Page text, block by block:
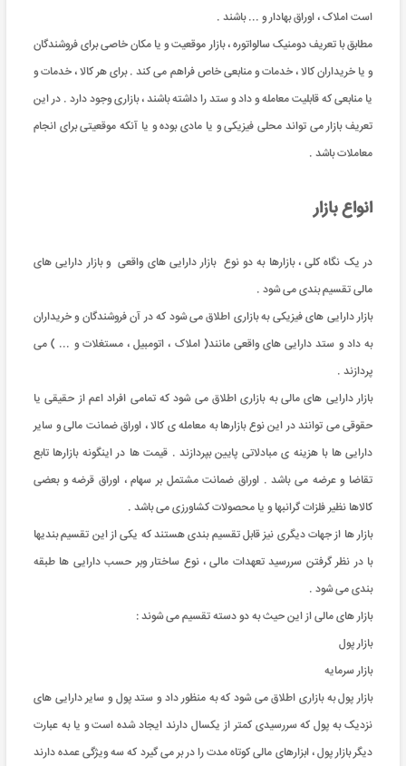
است املاک ، اوراق بهادار و ... باشند .
مطابق با تعریف دومنیک سالواتوره ، بازار موقعیت و یا مکان خاصی برای فروشندگان
و یا خریداران کالا ، خدمات و منابعی خاص فراهم می کند . برای هر کالا ، خدمات و
یا منابعی که قابلیت معامله و داد و ستد را داشته باشند ، بازاری وجود دارد . در این
تعریف بازار می تواند محلی فیزیکی و یا مادی بوده و یا آنکه موقعیتی برای انجام
معاملات باشد .
انواع بازار
در یک نگاه کلی ، بازارها به دو نوع بازار دارایی های واقعی و بازار دارایی های
مالی تقسیم بندی می شود .
بازار دارایی های فیزیکی به بازاری اطلاق می شود که در آن فروشندگان و خریداران
به داد و ستد دارایی های واقعی مانند( املاک ، اتومبیل ، مستغلات و ... ) می
پردازند .
بازار دارایی های مالی به بازاری اطلاق می شود که تمامی افراد اعم از حقیقی یا
حقوقی می توانند در این نوع بازارها به معامله ی کالا ، اوراق ضمانت مالی و سایر
دارایی ها با هزینه ی مبادلاتی پایین بپردازند . قیمت ها در اینگونه بازارها تابع
تقاضا و عرضه می باشد . اوراق ضمانت مشتمل بر سهام ، اوراق قرضه و بعضی
کالاها نظیر فلزات گرانبها و یا محصولات کشاورزی می باشد .
بازار ها از جهات دیگری نیز قابل تقسیم بندی هستند که یکی از این تقسیم بندیها
با در نظر گرفتن سررسید تعهدات مالی ، نوع ساختار وبر حسب دارایی ها طبقه
بندی می شود .
بازار های مالی از این حیث به دو دسته تقسیم می شوند :
بازار پول
بازار سرمایه
بازار پول به بازاری اطلاق می شود که به منظور داد و ستد پول و سایر دارایی های
نزدیک به پول که سررسیدی کمتر از یکسال دارند ایجاد شده است و یا به عبارت
دیگر بازار پول ، ابزارهای مالی کوتاه مدت را در بر می گیرد که سه ویژگی عمده دارند